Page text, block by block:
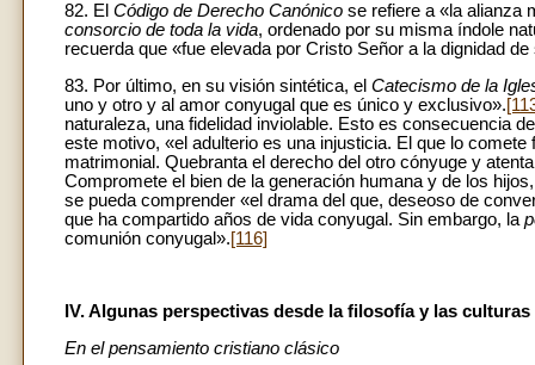
82. El Código de Derecho Canónico se refiere a «la alianza
consorcio de toda la vida, ordenado por su misma índole
recuerda que «fue elevada por Cristo Señor a la dignidad
83. Por último, en su visión sintética, el Catecismo de la
uno y otro y al amor conyugal que es único y exclusivo».
naturaleza, una fidelidad inviolable. Esto es consecuencia
este motivo, «el adulterio es una injusticia. El que lo
matrimonial. Quebranta el derecho del otro cónyuge y
Compromete el bien de la generación humana y de los
se pueda comprender «el drama del que, deseoso de
que ha compartido años de vida conyugal. Sin embargo, la
comunión conyugal».[116]
IV. Algunas perspectivas desde la filosofía y las culturas
En el pensamiento cristiano clásico